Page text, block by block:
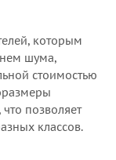
которым
шума,
стоимостью
позволяет
классов.